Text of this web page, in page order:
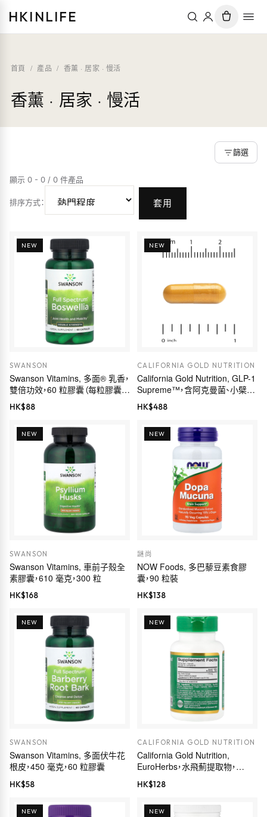
HKINLIFE
首頁 / 產品 / 香薰 · 居家 · 慢活
香薰 · 居家 · 慢活
篩選
顯示 0 - 0 / 0 件產品
排序方式： 套用
NEW
SWANSON
Swanson Vitamins, 多面® 乳香，
雙倍功效，60 粒膠囊（每粒膠囊
800 毫克）
HK$88
NEW
CALIFORNIA GOLD NUTRITION
California Gold Nutrition, GLP-1
Supreme™，含阿克曼菌、小檗
鹼、五羥黃酮及姜黃素，60 粒素食
膠囊
HK$488
NEW
SWANSON
Swanson Vitamins, 車前子殼全
素膠囊，610 毫克，300 粒
HK$168
NEW
謎尚
NOW Foods, 多巴藜豆素食膠
囊，90 粒裝
HK$138
NEW
SWANSON
Swanson Vitamins, 多面伏牛花
根皮，450 毫克，60 粒膠囊
HK$58
NEW
CALIFORNIA GOLD NUTRITION
California Gold Nutrition,
EuroHerbs，水飛薊提取物，
Euromed 品質，175 毫克，60 粒
素食膠囊
HK$128
NEW NEW